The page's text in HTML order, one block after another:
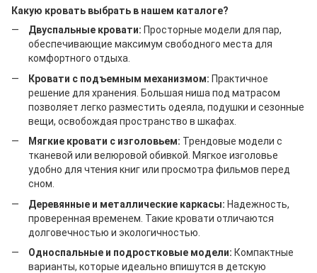
Какую кровать выбрать в нашем каталоге?
Двуспальные кровати: Просторные модели для пар,
обеспечивающие максимум свободного места для
комфортного отдыха.
Кровати с подъемным механизмом: Практичное
решение для хранения. Большая ниша под матрасом
позволяет легко разместить одеяла, подушки и сезонные
вещи, освобождая пространство в шкафах.
Мягкие кровати с изголовьем: Трендовые модели с
тканевой или велюровой обивкой. Мягкое изголовье
удобно для чтения книг или просмотра фильмов перед
сном.
Деревянные и металлические каркасы: Надежность,
проверенная временем. Такие кровати отличаются
долговечностью и экологичностью.
Односпальные и подростковые модели: Компактные
варианты, которые идеально впишутся в детскую